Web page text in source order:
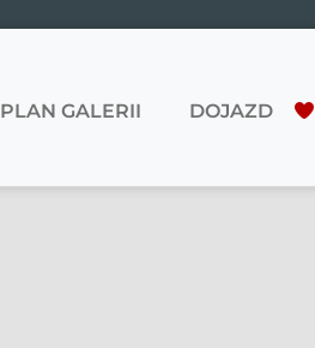
PLAN GALERII DOJAZD